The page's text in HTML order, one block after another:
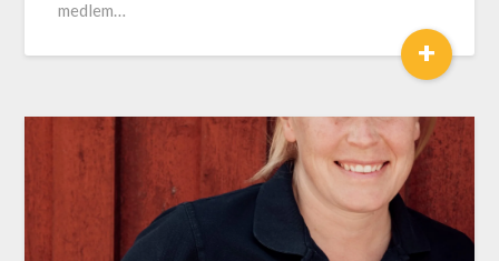
medlem…
+